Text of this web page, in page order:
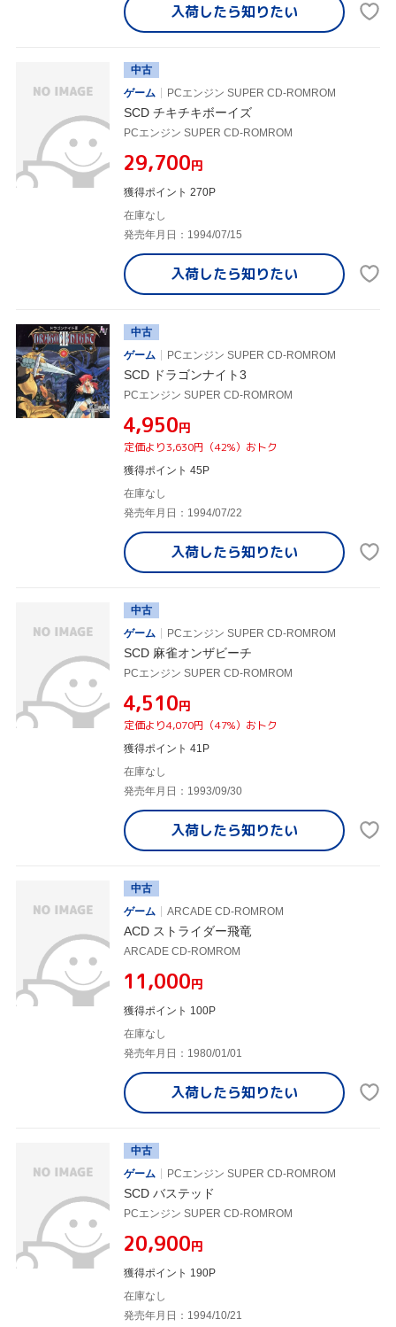
入荷したら知りたい
中古
ゲーム
PCエンジン SUPER CD-ROMROM
SCD チキチキボーイズ
PCエンジン SUPER CD-ROMROM
¥29,700円
獲得ポイント 270P
在庫なし
発売年月日：1994/07/15
入荷したら知りたい
中古
ゲーム
PCエンジン SUPER CD-ROMROM
SCD ドラゴンナイト3
PCエンジン SUPER CD-ROMROM
¥4,950円
定価より3,630円（42%）おトク
獲得ポイント 45P
在庫なし
発売年月日：1994/07/22
入荷したら知りたい
中古
ゲーム
PCエンジン SUPER CD-ROMROM
SCD 麻雀オンザビーチ
PCエンジン SUPER CD-ROMROM
¥4,510円
定価より4,070円（47%）おトク
獲得ポイント 41P
在庫なし
発売年月日：1993/09/30
入荷したら知りたい
中古
ゲーム
ARCADE CD-ROMROM
ACD ストライダー飛竜
ARCADE CD-ROMROM
¥11,000円
獲得ポイント 100P
在庫なし
発売年月日：1980/01/01
入荷したら知りたい
中古
ゲーム
PCエンジン SUPER CD-ROMROM
SCD バステッド
PCエンジン SUPER CD-ROMROM
¥20,900円
獲得ポイント 190P
在庫なし
発売年月日：1994/10/21